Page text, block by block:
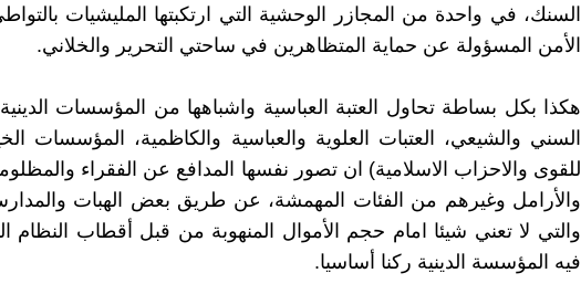
السنك، في واحدة من المجازر الوحشية التي ارتكبتها المليشيات
الأمن المسؤولة عن حماية المتظاهرين في ساحتي التحرير والخلاني.
هكذا بكل بساطة تحاول العتبة العباسية واشباهها من المؤسسات
السني والشيعي، العتبات العلوية والعباسية والكاظمية، المؤسسات
للقوى والاحزاب الاسلامية) ان تصور نفسها المدافع عن الفقراء
والأرامل وغيرهم من الفئات المهمشة، عن طريق بعض الهبات
والتي لا تعني شيئا امام حجم الأموال المنهوبة من قبل أقطاب
فيه المؤسسة الدينية ركنا أساسيا.